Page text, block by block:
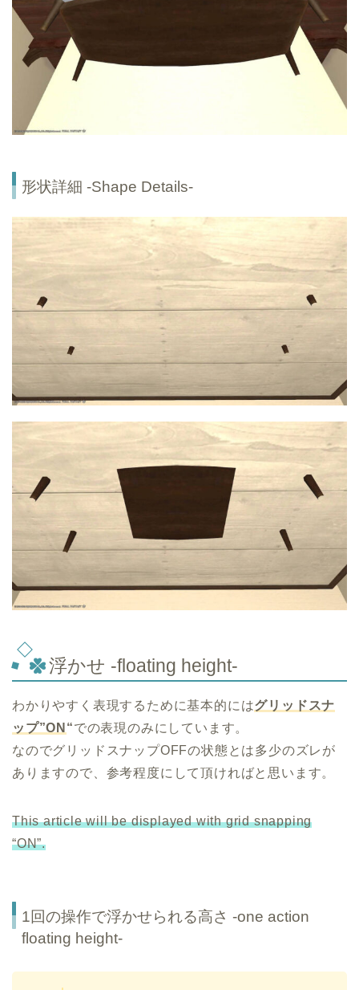
形状詳細 -Shape Details-
浮かせ -floating height-
わかりやすく表現するために基本的にはグリッドスナ
ップ”ON “での表現のみにしています。
なのでグリッドスナップOFFの状態とは多少のズレが
ありますので、参考程度にして頂ければと思います。
This article will be displayed with grid snapping
“ON”.
1回の操作で浮かせられる高さ -one action
floating height-